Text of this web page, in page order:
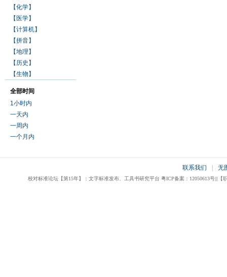
【化学】
【医学】
【计算机】
【拼音】
【地理】
【历史】
【生物】
全部时间
1小时内
一天内
一周内
一个月内
联系我们 无
校对标准论坛【第15年】：文字标准发布、工具书研究平台 粤ICP备案：12050613号|||【